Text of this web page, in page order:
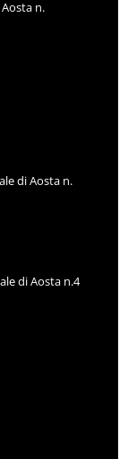
n.
di Aosta n.
di Aosta n.4